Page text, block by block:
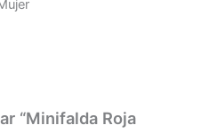
“Minifalda Roja